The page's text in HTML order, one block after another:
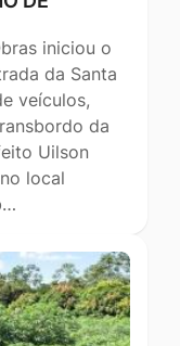
iniciou o
da Santa
veículos,
da
Uilson
local